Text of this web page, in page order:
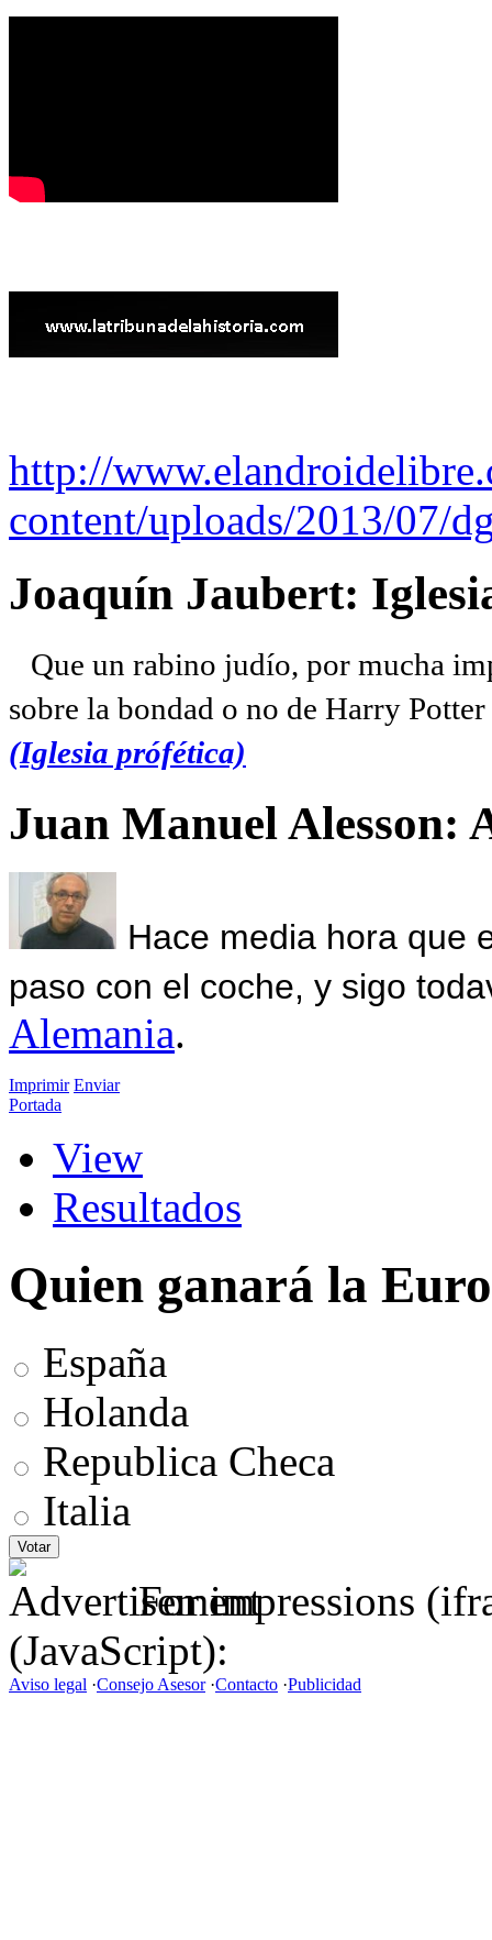
http://
content/uploads/2013/07/
Joaquín Jaubert:
Que un rabino judío, por mucha
sobre la bondad o no de Harry
(Iglesia prófética)
Juan Manuel Alesson:
Hace media hora que
paso con el coche, y sigo
Alemania.
Imprimir Enviar
Portada
View
Resultados
Quien ganará la
España
Holanda
Republica Checa
Italia
For impressions
(JavaScript):
Aviso legal ·Consejo Asesor·Contacto ·Publicidad